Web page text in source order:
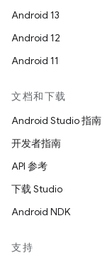
Android 13
Android 12
Android 11
文档和下载
Android Studio 指南
开发者指南
API 参考
下载 Studio
Android NDK
支持